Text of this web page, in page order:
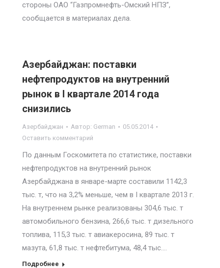
стороны ОАО “Газпромнефть-Омский НПЗ”,
сообщается в материалах дела.
Азербайджан: поставки
нефтепродуктов на внутренний
рынок в I квартале 2014 года
снизились
Азербайджан Автор: German
05.05.2014
Оставить комментарий
По данным Госкомитета по статистике, поставки
нефтепродуктов на внутренний рынок
Азербайджана в январе-марте составили 1142,3
тыс. т, что на 3,2% меньше, чем в I квартале 2013 г.
На внутреннем рынке реализованы 304,6 тыс. т
автомобильного бензина, 266,6 тыс. т дизельного
топлива, 115,3 тыс. т авиакеросина, 89 тыс. т
мазута, 61,8 тыс. т нефтебитума, 48,4 тыс.…
Подробнее